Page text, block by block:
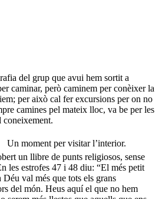
del grup que avui hem sortit a
caminar, però caminem per conèixer la
per això cal fer excursions per on no
camines pel mateix lloc, va be per les
coneixement.
Un moment per visitar l’interior.
un llibre de punts religiosos, sense
les estrofes 47 i 48 diu: “El més petit
val més que tots els grans
del món. Heus aquí el que no hem